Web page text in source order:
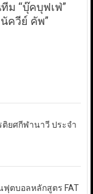
ม “บุ๊คบุฟเฟ่”
ควีย์ คัพ”
ติยศกีฬานาวี ประจำ
ฟุตบอลหลักสูตร FAT